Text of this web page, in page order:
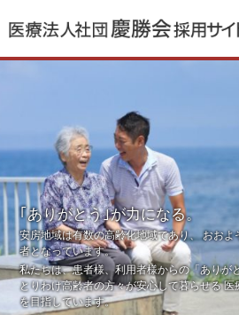
｢ありがとう｣が力になる。
安房地域は有数の高齢化地域であり、 おおよ
者となっています。
私たちは、患者様、利用者様からの「ありが
とりわけ高齢者の方々が安心して暮らせる医
を目指しています。